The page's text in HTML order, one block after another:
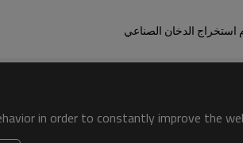
استخراج الدخان الصناعي
in order to constantly improve the